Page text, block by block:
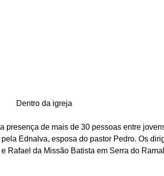
Dentro da igreja
presença de mais de 30 pessoas entre
Ednalva, esposa do pastor Pedro. Os
Rafael da Missão Batista em Serra do